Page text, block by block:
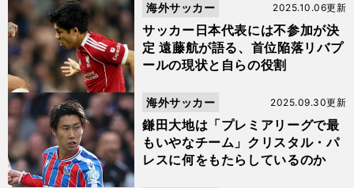
サッカー日本代表には不参加が決
定 遠藤航が語る、首位陥落リバプ
ールの現状と自らの役割
2025.10.06更新
海外サッカー
鎌田大地は「プレミアリーグで最
もいやなチーム」クリスタル・パ
レスに何をもたらしているのか
2025.09.30更新
海外サッカー